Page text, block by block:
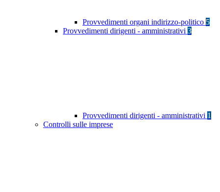
Provvedimenti organi indirizzo-politico 5
Provvedimenti dirigenti - amministrativi 3
Provvedimenti dirigenti - amministrativi 1
Controlli sulle imprese